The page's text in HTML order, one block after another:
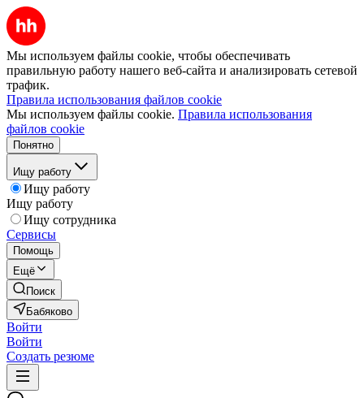
Мы используем файлы cookie, чтобы обеспечивать
правильную работу нашего веб-сайта и анализировать сетевой
трафик.
Правила использования файлов cookie
Мы используем файлы cookie. Правила использования
файлов cookie
Понятно
Ищу работу
Ищу работу
Ищу работу
Ищу сотрудника
Сервисы
Помощь
Ещё
Поиск
Бабяково
Войти
Войти
Создать резюме